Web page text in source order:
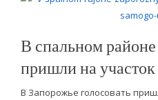
В спальном
пришли на участок
В Запорожье голосовать